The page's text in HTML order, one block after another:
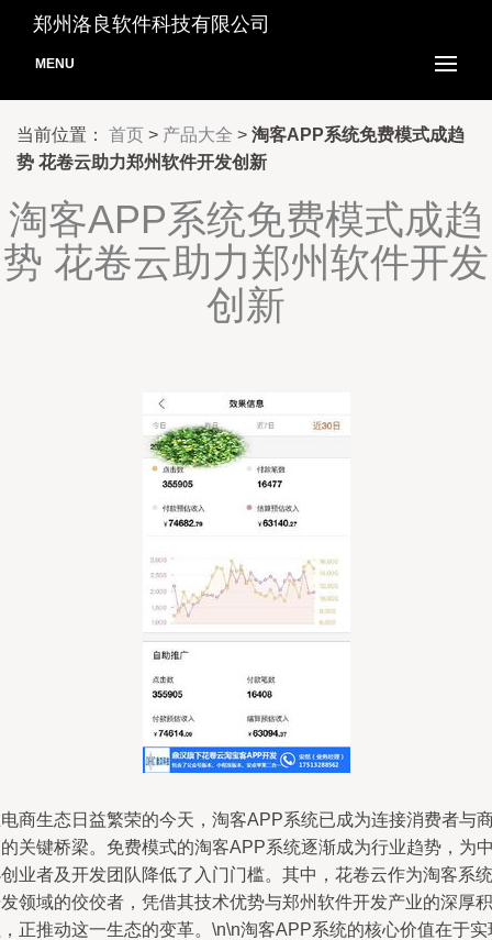
郑州洛良软件科技有限公司
MENU
当前位置： 首页 > 产品大全 > 淘客APP系统免费模式成趋
势 花卷云助力郑州软件开发创新
淘客APP系统免费模式成趋
势 花卷云助力郑州软件开发
创新
商生态日益繁荣的今天，淘客APP系统已成为连接消费者与
关键桥梁。免费模式的淘客APP系统逐渐成为行业趋势，为
业者及开发团队降低了入门门槛。其中，花卷云作为淘客系统
领域的佼佼者，凭借其技术优势与郑州软件开发产业的深厚积
正推动这一生态的变革。\n\n淘客APP系统的核心价值在于实